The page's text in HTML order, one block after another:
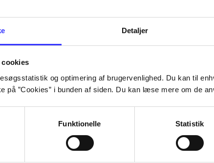
Detaljer
cookies
og optimering af brugervenlighed. Du kan til
på ”Cookies” i bunden af siden. Du kan læse mere om de
Funktionelle Statistik